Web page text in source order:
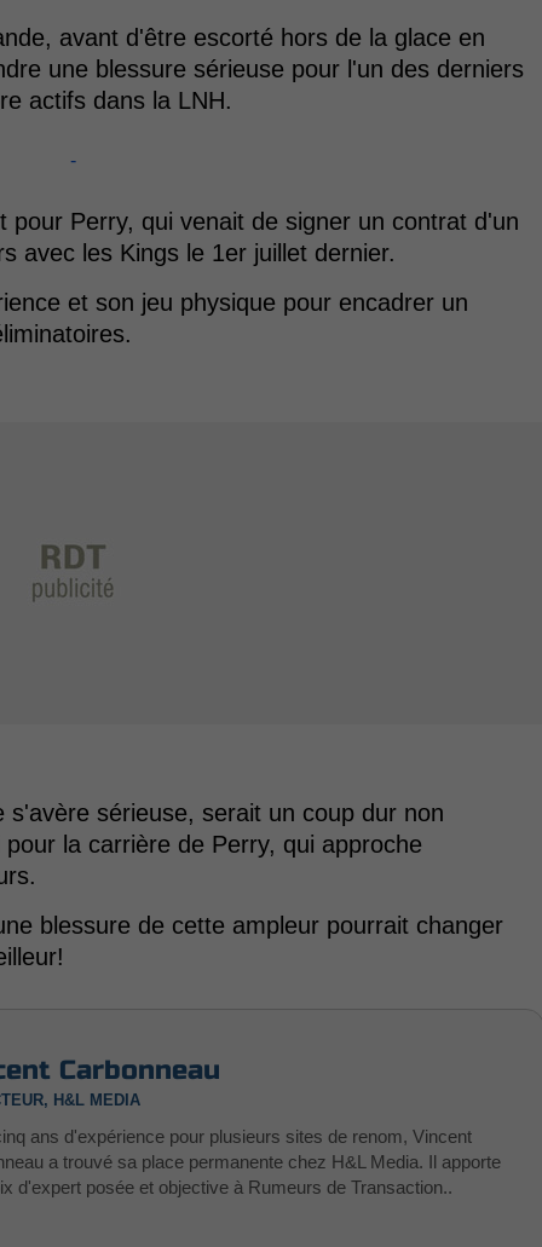
avant d'être escorté hors de la glace en
une blessure sérieuse pour l'un des derniers
actifs dans la LNH.
-
Perry, qui venait de signer un contrat d'un
avec les Kings le 1er juillet dernier.
et son jeu physique pour encadrer un
sérieuse, serait un coup dur non
la carrière de Perry, qui approche
blessure de cette ampleur pourrait changer
Carbonneau
H&L MEDIA
ans d'expérience pour plusieurs sites de renom, Vincent
a trouvé sa place permanente chez H&L Media. Il apporte
d'expert posée et objective à Rumeurs de Transaction..